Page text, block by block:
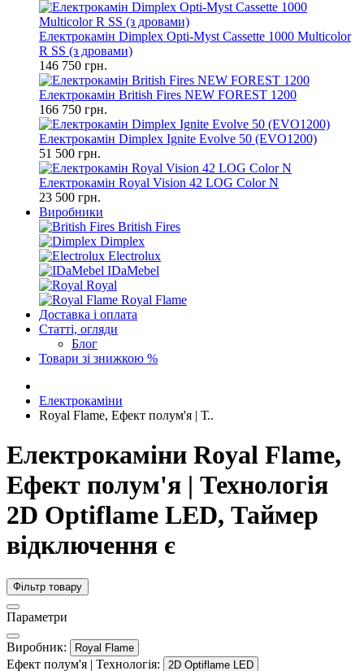
Електрокамін Dimplex Opti-Myst Cassette 1000 Multicolor
R SS (з дровами)
146 750 грн.
Електрокамін British Fires NEW FOREST 1200
166 750 грн.
Електрокамін Dimplex Ignite Evolve 50 (EVO1200)
51 500 грн.
Електрокамін Royal Vision 42 LOG Color N
23 500 грн.
Виробники
British Fires
Dimplex
Electrolux
IDaMebel
Royal
Royal Flame
Доставка і оплата
Статті, огляди
Блог
Товари зі знижкою %
Електрокаміни
Royal Flame, Ефект полум'я | Т..
Електрокаміни Royal Flame,
Ефект полум'я | Технологія
2D Optiflame LED, Таймер
відключення є
Фільтр товару
Параметри
Виробник: Royal Flame
Ефект полум'я | Технологія: 2D Optiflame LED